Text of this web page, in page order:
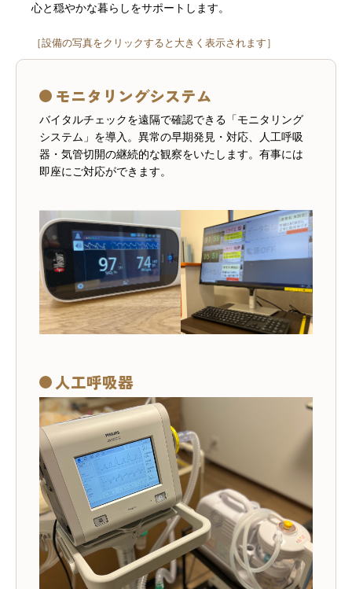
心と穏やかな暮らしをサポートします。
［設備の写真をクリックすると大きく表示されます］
モニタリングシステム
バイタルチェックを遠隔で確認できる「モニタリング
システム」を導入。異常の早期発見・対応、人工呼吸
器・気管切開の継続的な観察をいたします。有事には
即座にご対応ができます。
人工呼吸器